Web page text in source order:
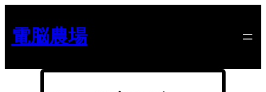
を
ス
ッ
電脳農場